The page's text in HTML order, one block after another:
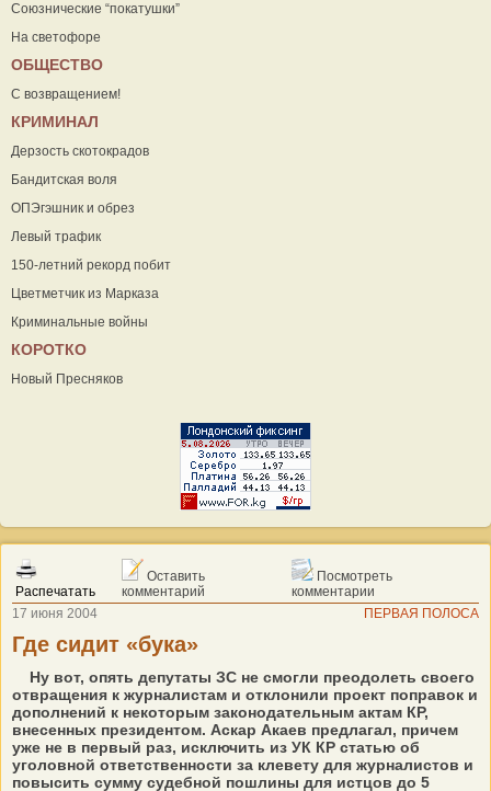
Союзнические “покатушки”
На светофоре
ОБЩЕСТВО
С возвращением!
КРИМИНАЛ
Дерзость скотокрадов
Бандитская воля
ОПЭгэшник и обрез
Левый трафик
150-летний рекорд побит
Цветметчик из Марказа
Криминальные войны
КОРОТКО
Новый Пресняков
Распечатать
Оставить
комментарий
Посмотреть
комментарии
17 июня 2004
ПЕРВАЯ ПОЛОСА
Где сидит «бука»
Ну вот, опять депутаты ЗС не смогли преодолеть своего
отвращения к журналистам и отклонили проект поправок и
дополнений к некоторым законодательным актам КР,
внесенных президентом. Аскар Акаев предлагал, причем
уже не в первый раз, исключить из УК КР статью об
уголовной ответственности за клевету для журналистов и
повысить сумму судебной пошлины для истцов до 5